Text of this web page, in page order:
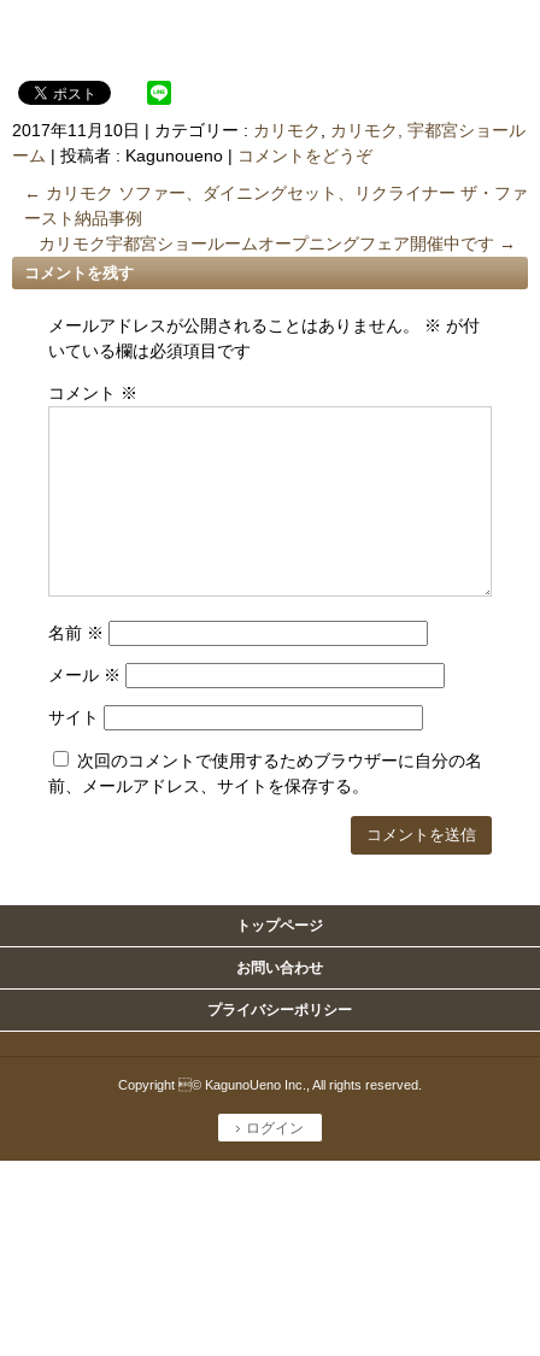
2017年11月10日 | カテゴリー : カリモク, カリモク, 宇都宮ショール
ーム | 投稿者 : Kagunoueno | コメントをどうぞ
← カリモク ソファー、ダイニングセット、リクライナー ザ・ファ
ースト納品事例
カリモク宇都宮ショールームオープニングフェア開催中です →
コメントを残す
メールアドレスが公開されることはありません。 ※ が付
いている欄は必須項目です
コメント ※
名前 ※
メール ※
サイト
次回のコメントで使用するためブラウザーに自分の名
前、メールアドレス、サイトを保存する。
トップページ
お問い合わせ
プライバシーポリシー
Copyright © KagunoUeno Inc., All rights reserved.
ログイン